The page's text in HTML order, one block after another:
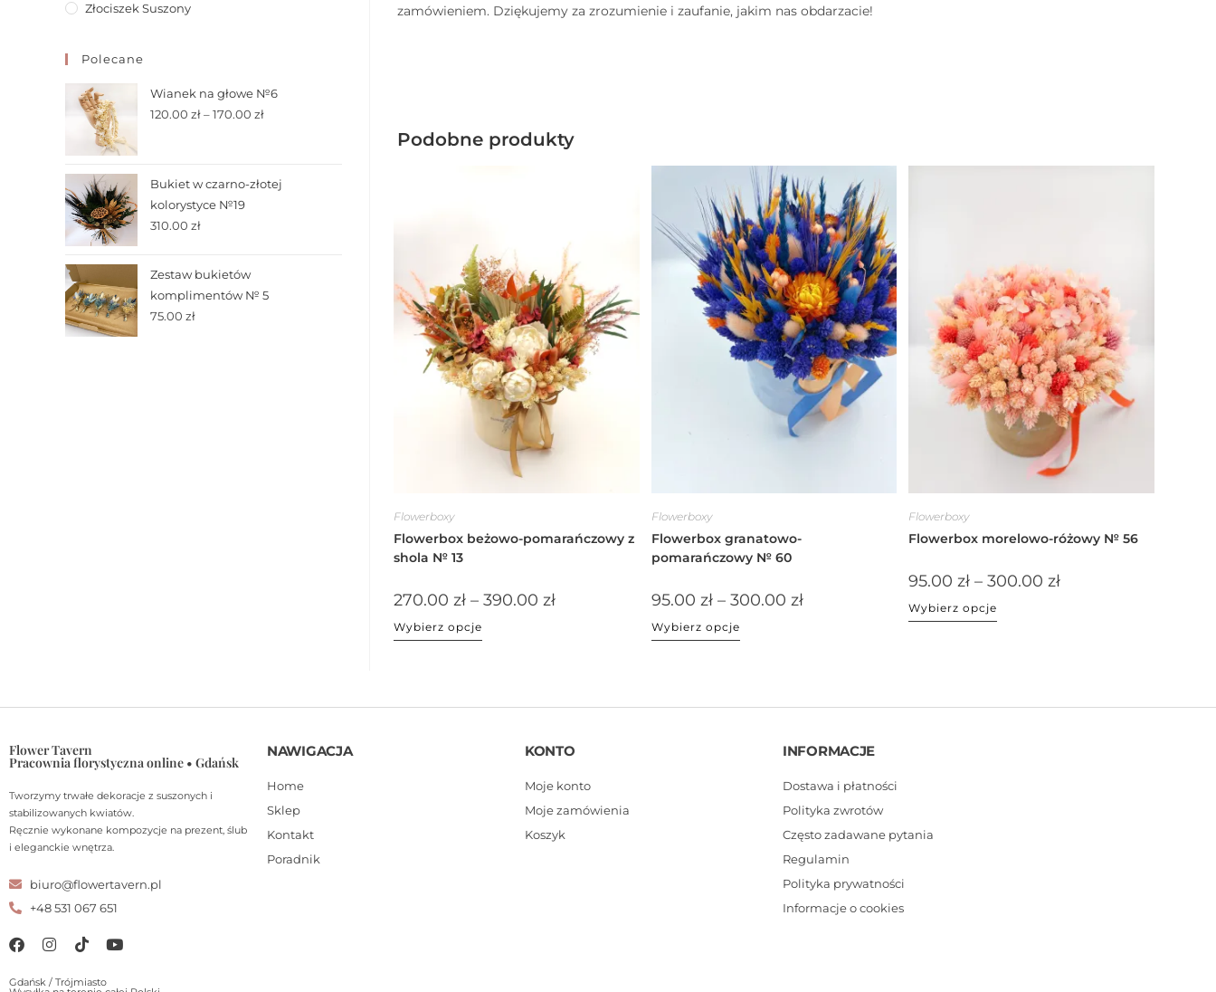
zamówieniem. Dziękujemy za zrozumienie i zaufanie, jakim nas obdarzacie!
Podobne produkty
Flowerboxy
Flowerbox beżowo-pomarańczowy z
shola № 13
270.00zł – 390.00zł
Wybierz opcje
Flowerboxy
Flowerbox granatowo-
pomarańczowy № 60
95.00 zł – 300.00 zł
Wybierz opcje
Flowerboxy
Flowerbox morelowo-różowy № 56
95.00 zł – 300.00 zł
Wybierz opcje
Złociszek Suszony
Polecane
Wianek na głowe №6
120.00 zł–170.00 zł
Bukiet w czarno-złotej
kolorystyce №19
310.00 zł
Zestaw bukietów
komplimentów № 5
75.00 zł
Flower Tavern
Pracownia florystyczna online • Gdańsk
Tworzymy trwałe dekoracje z suszonych i
stabilizowanych kwiatów.
Ręcznie wykonane kompozycje na prezent, ślub
i eleganckie wnętrza.
biuro@flowertavern.pl
+48 531 067 651
Gdańsk / Trójmiasto
NAWIGACJA
Home
Sklep
Kontakt
Poradnik
KONTO
Moje konto
Moje zamówienia
Koszyk
INFORMACJE
Dostawa i płatności
Polityka zwrotów
Często zadawane pytania
Regulamin
Polityka prywatności
Informacje o cookies